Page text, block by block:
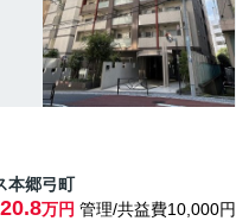
本郷弓町
20.8万円 管理/共益費10,000円